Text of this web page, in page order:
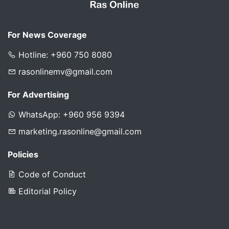
For News Coverage
Hotline: +960 750 8080
rasonlinemv@gmail.com
For Advertising
WhatsApp: +960 956 9394
marketing.rasonline@gmail.com
Policies
Code of Conduct
Editorial Policy